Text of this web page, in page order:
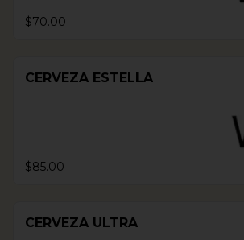
$70.00
CERVEZA ESTELLA
$85.00
CERVEZA ULTRA